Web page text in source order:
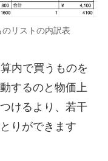
リストの内訳表
内で買うものを
するのと物価上
けるより、若干
りができます